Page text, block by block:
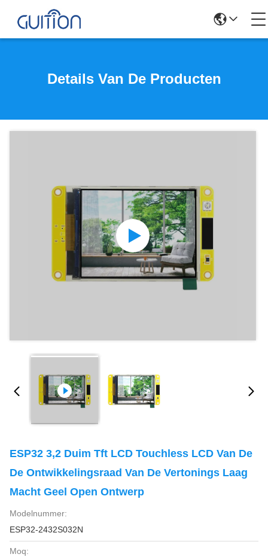
Details Van De Producten
ESP32 3,2 Duim Tft LCD Touchless LCD Van De
De Ontwikkelingsraad Van De Vertonings Laag
Macht Geel Open Ontwerp
Modelnummer:
ESP32-2432S032N
Moq: